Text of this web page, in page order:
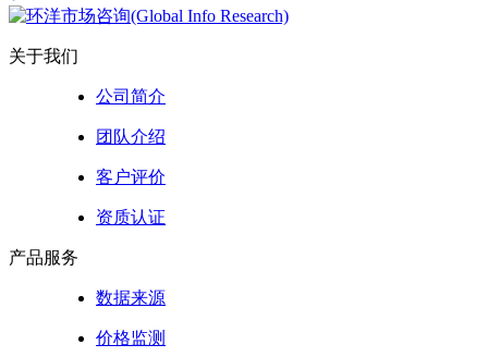
关于我们
公司简介
团队介绍
客户评价
资质认证
产品服务
数据来源
价格监测